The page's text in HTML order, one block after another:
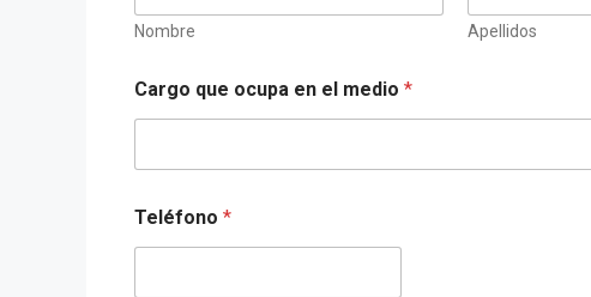
Nombre Apellidos
Cargo que ocupa en el medio *
Teléfono *